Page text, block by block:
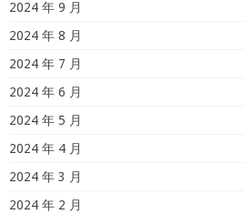
2024 年 9 月
2024 年 8 月
2024 年 7 月
2024 年 6 月
2024 年 5 月
2024 年 4 月
2024 年 3 月
2024 年 2 月